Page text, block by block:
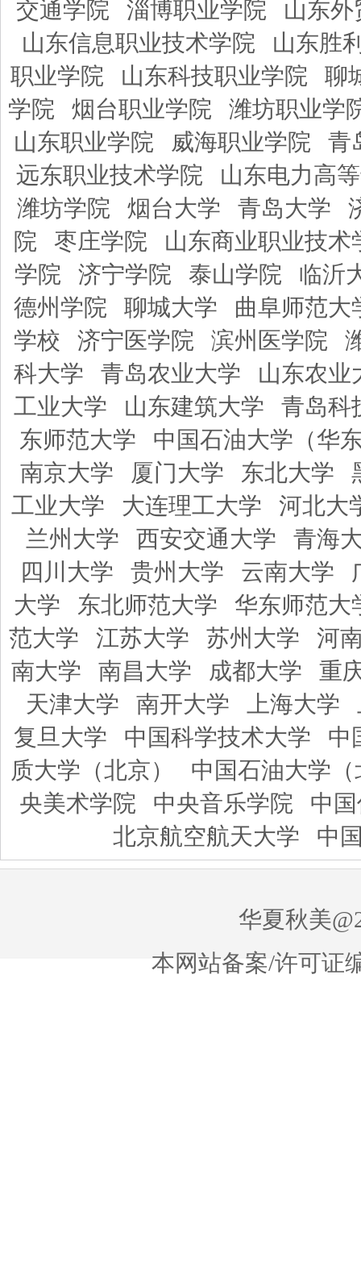
交通学院 淄博职业学院
山东外
山东信息职业技术学院
山东胜
职业学院
山东科技职业学院
聊
学院
烟台职业学院
潍坊职业学
山东职业学院
威海职业学院
青
远东职业技术学院
山东电力高
潍坊学院
烟台大学 青岛大学
院
枣庄学院
山东商业职业技术
学院
济宁学院 泰山学院
临沂
德州学院
聊城大学
曲阜师范大
学校
济宁医学院 滨州医学院
科大学
青岛农业大学
山东农业
工业大学
山东建筑大学
青岛科
东师范大学
中国石油大学（华
南京大学
厦门大学 东北大学
工业大学
大连理工大学
河北大
兰州大学
西安交通大学
青海
四川大学
贵州大学 云南大学
大学
东北师范大学
华东师范大
范大学
江苏大学 苏州大学
河
南大学
南昌大学 成都大学
重
天津大学
南开大学 上海大学
复旦大学
中国科学技术大学
中
质大学（北京）
中国石油大学（
央美术学院
中央音乐学院
中
北京航空航天大学
中
华夏秋美
本网站备案/许可证